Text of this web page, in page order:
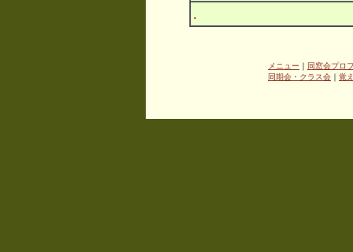
.
メニュー ｜ 同窓会プロ
同期会・クラス会 ｜ 覚